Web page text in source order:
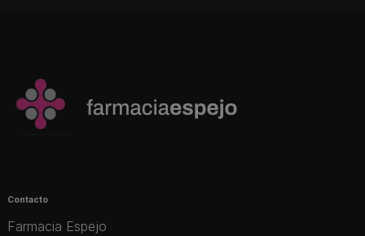
Contacto
Farmacia Espejo